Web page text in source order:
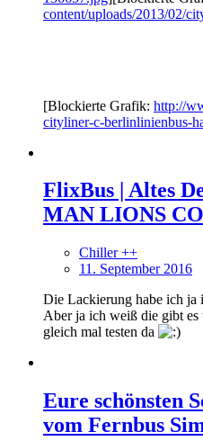
content/uploads/2013/02/
[Blockierte Grafik: http://
cityliner-c-berlinlinienbus-
FlixBus | Altes
MAN LIONS
Chiller ++
11. September 2016
Die Lackierung habe ich ja
Aber ja ich weiß die gibt
gleich mal testen da
Eure schönsten
vom Fernbus